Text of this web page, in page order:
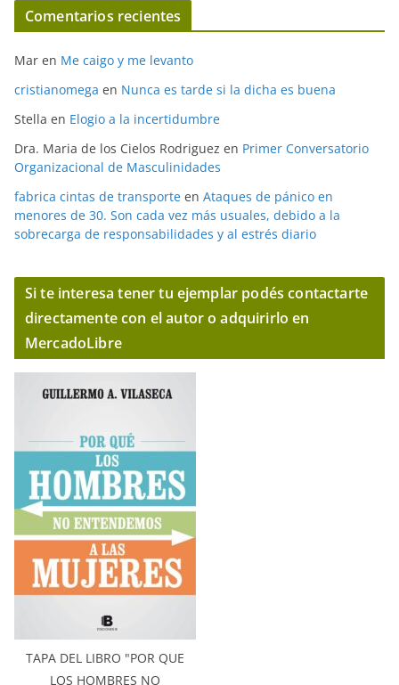
Comentarios recientes
Mar en Me caigo y me levanto
cristianomega en Nunca es tarde si la dicha es buena
Stella en Elogio a la incertidumbre
Dra. Maria de los Cielos Rodriguez en Primer Conversatorio
Organizacional de Masculinidades
fabrica cintas de transporte en Ataques de pánico en
menores de 30. Son cada vez más usuales, debido a la
sobrecarga de responsabilidades y al estrés diario
Si te interesa tener tu ejemplar podés contactarte
directamente con el autor o adquirirlo en
MercadoLibre
TAPA DEL LIBRO "POR QUE
LOS HOMBRES NO